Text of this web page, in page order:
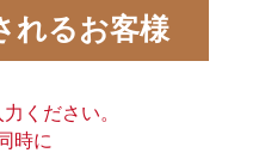
れるお客様
ください。
時に